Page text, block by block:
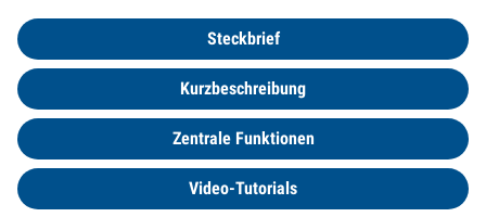
Steckbrief
Kurzbeschreibung
Zentrale Funktionen
Video-Tutorials